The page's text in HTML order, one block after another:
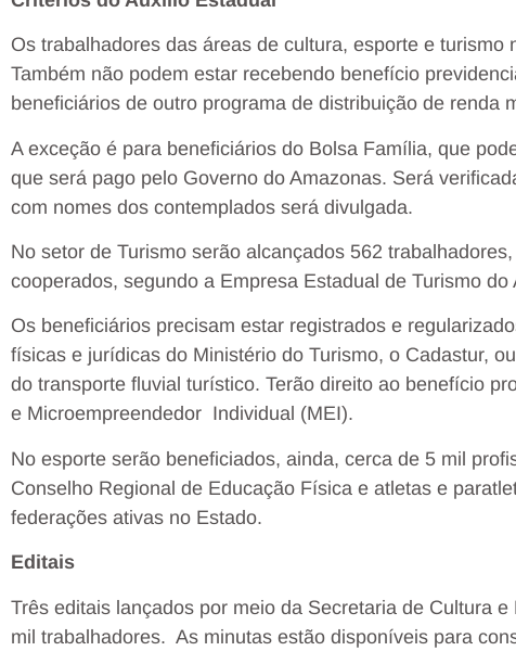
Os trabalhadores das áreas de cultura, esporte e turismo
Também não podem estar recebendo benefício
beneficiários de outro programa de distribuição de renda
A exceção é para beneficiários do Bolsa Família, que
que será pago pelo Governo do Amazonas. Será
com nomes dos contemplados será divulgada.
No setor de Turismo serão alcançados 562
cooperados, segundo a Empresa Estadual de Turismo
Os beneficiários precisam estar registrados e
físicas e jurídicas do Ministério do Turismo, o Cadastur,
do transporte fluvial turístico. Terão direito ao benefício
e Microempreendedor Individual (MEI).
No esporte serão beneficiados, ainda, cerca de 5 mil
Conselho Regional de Educação Física e atletas e
federações ativas no Estado.
Editais
Três editais lançados por meio da Secretaria de Cultura
mil trabalhadores. As minutas estão disponíveis para